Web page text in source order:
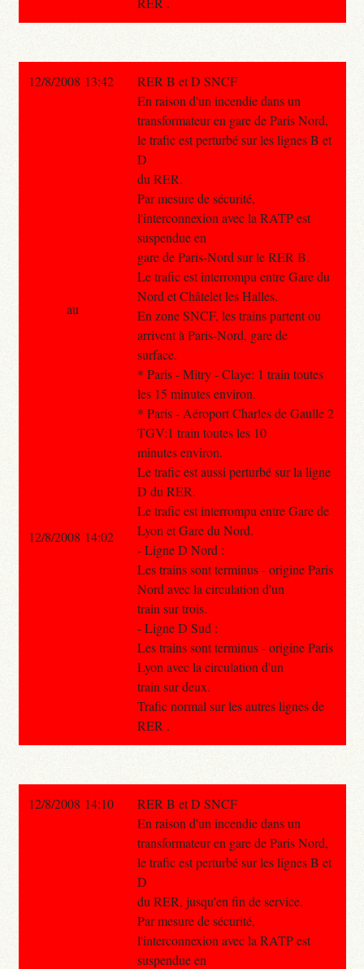
12/8/2008 13:42
RER B et D SNCF
En raison d'un incendie dans un
transformateur en gare de Paris Nord,
le trafic est perturbé sur les lignes B et
D
du RER.
Par mesure de sécurité,
l'interconnexion avec la RATP est
suspendue en
gare de Paris-Nord sur le RER B.
Le trafic est interrompu entre Gare du
Nord et Châtelet les Halles.
En zone SNCF, les trains partent ou
arrivent à Paris-Nord, gare de
surface.
* Paris - Mitry - Claye: 1 train toutes
les 15 minutes environ.
* Paris - Aéroport Charles de Gaulle 2
TGV:1 train toutes les 10
minutes environ.
Le trafic est aussi perturbé sur la ligne
D du RER.
Le trafic est interrompu entre Gare de
Lyon et Gare du Nord.
- Ligne D Nord :
Les trains sont terminus - origine Paris
Nord avec la circulation d'un
train sur trois.
- Ligne D Sud :
Les trains sont terminus - origine Paris
Lyon avec la circulation d'un
train sur deux.
Trafic normal sur les autres lignes de
RER .
au
12/8/2008 14:02
12/8/2008 14:10
RER B et D SNCF
En raison d'un incendie dans un
transformateur en gare de Paris Nord,
le trafic est perturbé sur les lignes B et
D
du RER, jusqu'en fin de service.
Par mesure de sécurité,
l'interconnexion avec la RATP est
suspendue en